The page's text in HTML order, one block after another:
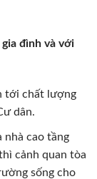
đình và với
tới chất lượng
dân.
cao tầng
cảnh quan tòa
sống cho